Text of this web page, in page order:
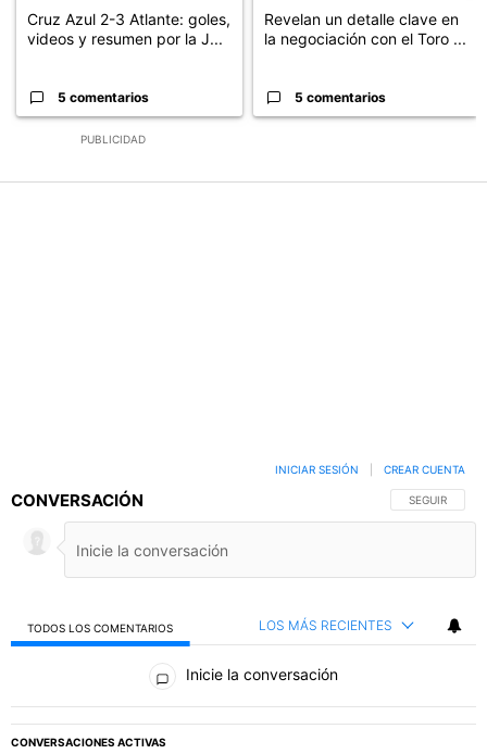
PUBLICIDAD
Cruz Azul 2-3 Atlante: goles,
videos y resumen por la J...
5 comentarios
Revelan un detalle clave en
la negociación con el Toro ...
5 comentarios
CONVERSACIÓN SIGA ESTA
SEGUIR
INICIAR SESIÓN CREAR CUENTA
TODOS LOS COMENTARIOS LOS MÁS RECIENTES
Todos los comentarios
Inicie la conversación